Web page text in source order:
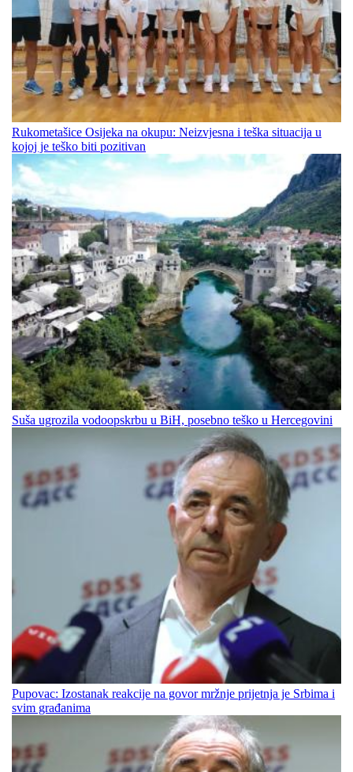
Rukometašice Osijeka na okupu: Neizvjesna i teška situacija u
kojoj je teško biti pozitivan
Suša ugrozila vodoopskrbu u BiH, posebno teško u Hercegovini
Pupovac: Izostanak reakcije na govor mržnje prijetnja je Srbima i
svim građanima